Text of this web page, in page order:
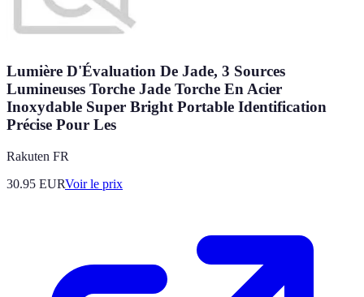
Lumière D'Évaluation De Jade, 3 Sources
Lumineuses Torche Jade Torche En Acier
Inoxydable Super Bright Portable Identification
Précise Pour Les
Rakuten FR
30.95 EURVoir le prix